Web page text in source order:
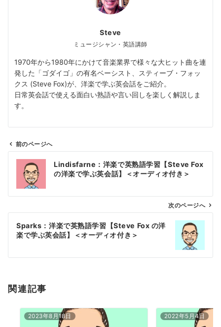
Steve
ミュージシャン・英語講師
1970年から1980年にかけて音楽業界で様々な大ヒット曲を連
発した「ゴダイゴ」の有名ベーシスト、スティーブ・フォッ
クス (Steve Fox)が、洋楽で学ぶ英会話をご紹介。
日常英会話で使える面白い熟語や言い回しを楽しく解説しま
す。
ビ
ン
前のページへ
Lindisfarne：洋楽で英熟語学習【Steve Fox
の洋楽で学ぶ英会話】＜オーディオ付き＞
次のページへ
Sparks：洋楽で英熟語学習【Steve Fox の洋
楽で学ぶ英会話】＜オーディオ付き＞
関連記事
2023年8月18日 2022年5月4日